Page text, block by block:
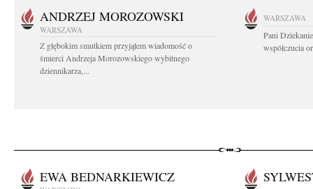
ANDRZEJ MOROZOWSKI
WARSZAWA
Z głębokim smutkiem przyjąłem wiadomość o
śmierci Andrzeja Morozowskiego wybitnego
dziennikarza,...
WARSZAWA
Pani
współczucia
EWA BEDNARKIEWICZ